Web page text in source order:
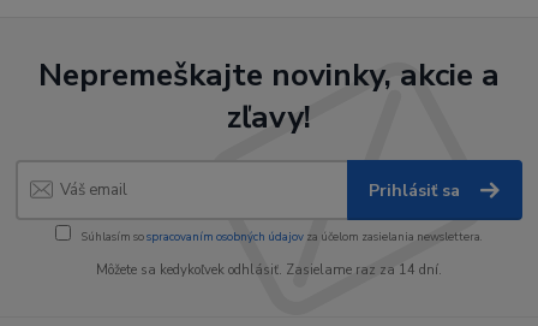
Nepremeškajte novinky, akcie a
zľavy!
Prihlásiť sa
Súhlasím sospracovaním osobných údajov za účelom zasielania newslettera.
Môžete sa kedykoľvek odhlásiť. Zasielame raz za 14 dní.